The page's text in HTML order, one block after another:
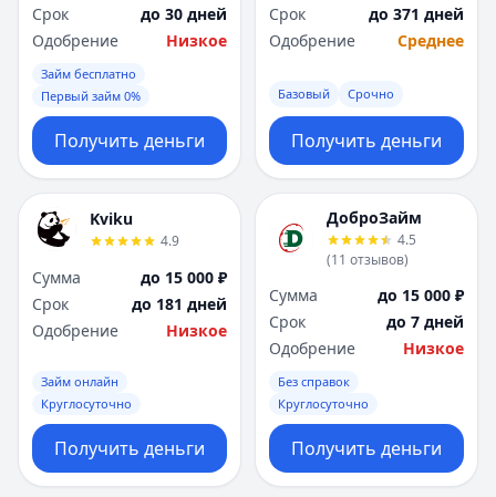
Срок
до 30 дней
Одобрение
Низкое
Займ бесплатно
Первый займ 0%
Получить деньги
Срок
до 371 дней
Одобрение
Среднее
Базовый Срочно
Получить деньги
Kviku
4.9
Сумма
до 15 000 ₽
Срок
до 181 дней
Одобрение
Низкое
Займ онлайн
Круглосуточно
Получить деньги
ДоброЗайм
4.5
(11 отзывов)
Сумма
до 15 000 ₽
Срок
до 7 дней
Одобрение
Низкое
Без справок
Круглосуточно
Получить деньги